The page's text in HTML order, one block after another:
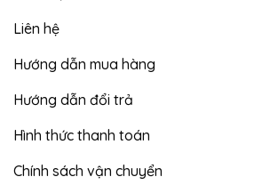
Liên hệ
Hướng dẫn mua hàng
Hướng dẫn đổi trả
Hình thức thanh toán
Chính sách vận chuyển